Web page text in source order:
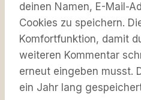
deinen Namen, E-Mail-
Cookies zu speichern.
Komfortfunktion, damit
weiteren Kommentar
erneut eingeben musst.
ein Jahr lang